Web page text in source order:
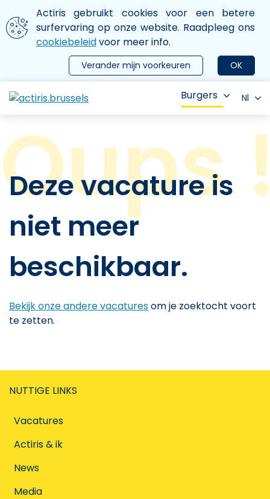
Aller au contenu principal
We gebruiken cookies
Actiris gebruikt cookies voor een betere
surfervaring op onze website. Raadpleeg ons
cookiebeleidvoor meer info.
OK
Verander mijn voorkeuren
le menu
Burgers Nl
Deze vacature is
niet meer
beschikbaar.
Bekijk onze andere vacaturesom je zoektocht voort
te zetten.
NUTTIGE LINKS
Vacatures
Actiris & ik
News
Media